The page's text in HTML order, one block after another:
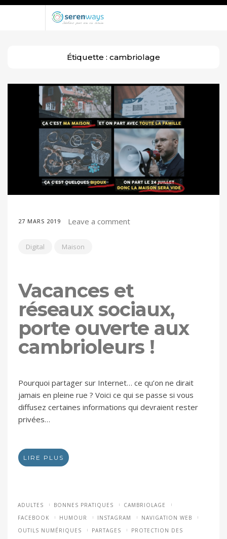
Étiquette : cambriolage
27 MARS 2019 Leave a comment
Digital Maison
Vacances et
réseaux sociaux,
porte ouverte aux
cambrioleurs !
Pourquoi partager sur Internet… ce qu’on ne dirait
jamais en pleine rue ? Voici ce qui se passe si vous
diffusez certaines informations qui devraient rester
privées…
LIRE PLUS
ADULTES BONNES PRATIQUES
CAMBRIOLAGE
FACEBOOK
HUMOUR INSTAGRAM
NAVIGATION WEB
OUTILS NUMÉRIQUES
PARTAGES
PROTECTION DES